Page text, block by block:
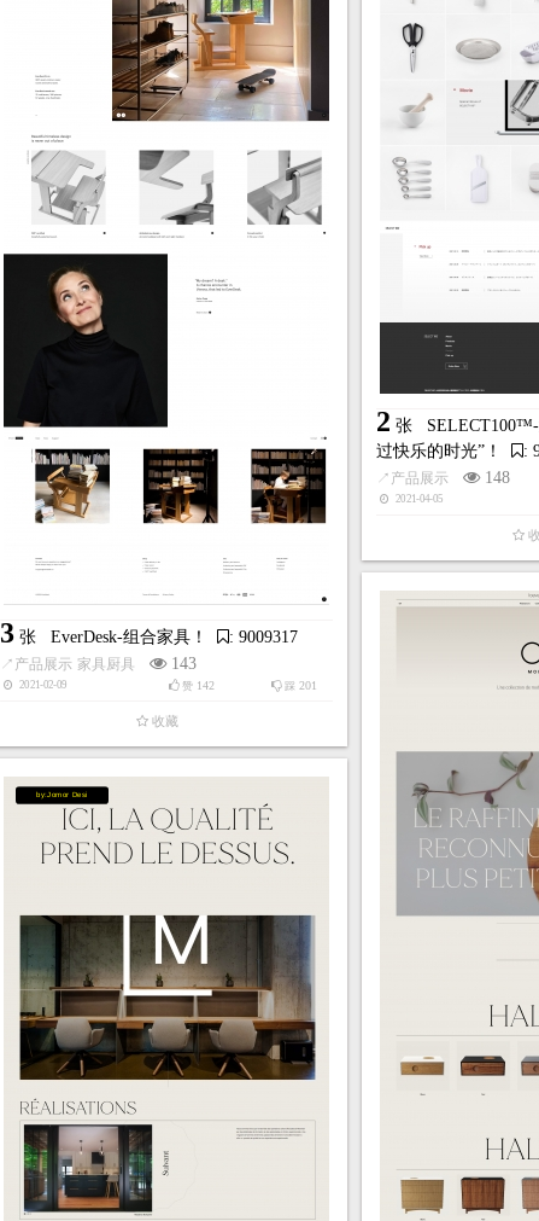
2 张
过快乐的时光”！
:
↗ 产品展示 148
2021-04-05
3 张 EverDesk-组合家具！ : 9009317
↗ 产品展示 家具厨具 143
2021-02-09 踩 201
赞 142
收藏
by:Jomor Desi